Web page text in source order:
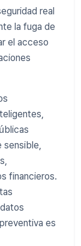
real
la fuga de
el acceso
financieros.
es